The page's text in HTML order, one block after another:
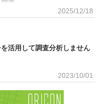
ーティストはいますか（※2024年以前か
いに「いる」と答えた人（1833人＝全体
査
ンでは近年、BMSG×ちゃんみながタッグ
ZIPPERを筆頭とするKAWAII
バー7人全員が日本人ながら海外を主戦
いる。オリコンリサーチではガールズグ
、推し活・消費行動などを多角的に調査
回超えの作品がある】日本のガールズグ
2025/12/18
活用して調査分析しません
織世の中に影響力を持つオリコン・ラン
日本人を価値観という視点から、予め
2023/10/01